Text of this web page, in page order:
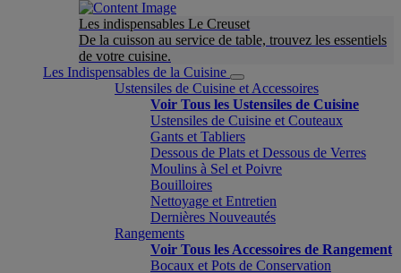
Les indispensables Le Creuset
De la cuisson au service de table, trouvez les essentiels
de votre cuisine.
Les Indispensables de la Cuisine
Ustensiles de Cuisine et Accessoires
Voir Tous les Ustensiles de Cuisine
Ustensiles de Cuisine et Couteaux
Gants et Tabliers
Dessous de Plats et Dessous de Verres
Moulins à Sel et Poivre
Bouilloires
Nettoyage et Entretien
Dernières Nouveautés
Rangements
Voir Tous les Accessoires de Rangement
Bocaux et Pots de Conservation